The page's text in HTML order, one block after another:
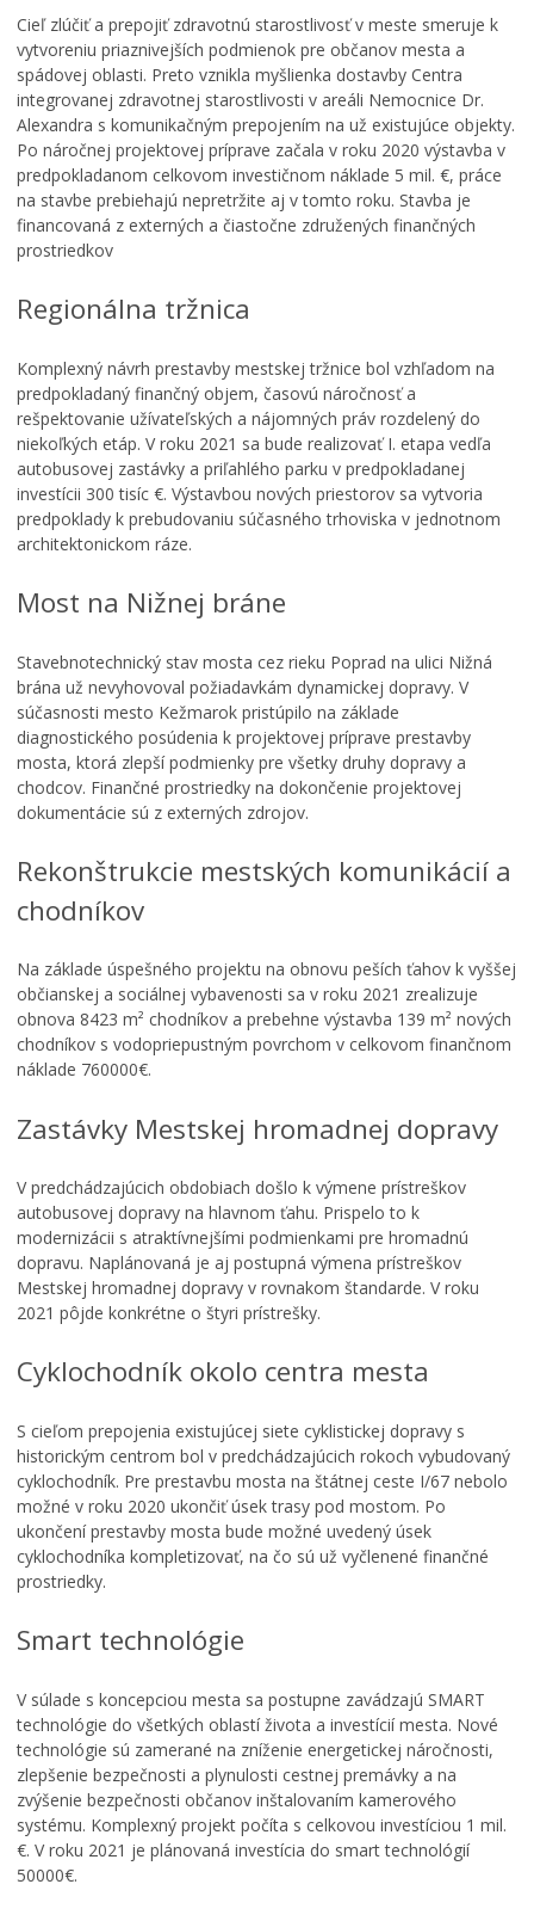
Cieľ zlúčiť a prepojiť zdravotnú starostlivosť v meste smeruje k
vytvoreniu priaznivejších podmienok pre občanov mesta a
spádovej oblasti. Preto vznikla myšlienka dostavby Centra
integrovanej zdravotnej starostlivosti v areáli Nemocnice Dr.
Alexandra s komunikačným prepojením na už existujúce objekty.
Po náročnej projektovej príprave začala v roku 2020 výstavba v
predpokladanom celkovom investičnom náklade 5 mil. €, práce
na stavbe prebiehajú nepretržite aj v tomto roku. Stavba je
financovaná z externých a čiastočne združených finančných
prostriedkov
Regionálna tržnica
Komplexný návrh prestavby mestskej tržnice bol vzhľadom na
predpokladaný finančný objem, časovú náročnosť a
rešpektovanie užívateľských a nájomných práv rozdelený do
niekoľkých etáp. V roku 2021 sa bude realizovať I. etapa vedľa
autobusovej zastávky a priľahlého parku v predpokladanej
investícii 300 tisíc €. Výstavbou nových priestorov sa vytvoria
predpoklady k prebudovaniu súčasného trhoviska v jednotnom
architektonickom ráze.
Most na Nižnej bráne
Stavebnotechnický stav mosta cez rieku Poprad na ulici Nižná
brána už nevyhovoval požiadavkám dynamickej dopravy. V
súčasnosti mesto Kežmarok pristúpilo na základe
diagnostického posúdenia k projektovej príprave prestavby
mosta, ktorá zlepší podmienky pre všetky druhy dopravy a
chodcov. Finančné prostriedky na dokončenie projektovej
dokumentácie sú z externých zdrojov.
Rekonštrukcie mestských komunikácií a
chodníkov
Na základe úspešného projektu na obnovu peších ťahov k vyššej
občianskej a sociálnej vybavenosti sa v roku 2021 zrealizuje
obnova 8423 m² chodníkov a prebehne výstavba 139 m² nových
chodníkov s vodopriepustným povrchom v celkovom finančnom
náklade 760000€.
Zastávky Mestskej hromadnej dopravy
V predchádzajúcich obdobiach došlo k výmene prístreškov
autobusovej dopravy na hlavnom ťahu. Prispelo to k
modernizácii s atraktívnejšími podmienkami pre hromadnú
dopravu. Naplánovaná je aj postupná výmena prístreškov
Mestskej hromadnej dopravy v rovnakom štandarde. V roku
2021 pôjde konkrétne o štyri prístrešky.
Cyklochodník okolo centra mesta
S cieľom prepojenia existujúcej siete cyklistickej dopravy s
historickým centrom bol v predchádzajúcich rokoch vybudovaný
cyklochodník. Pre prestavbu mosta na štátnej ceste I/67 nebolo
možné v roku 2020 ukončiť úsek trasy pod mostom. Po
ukončení prestavby mosta bude možné uvedený úsek
cyklochodníka kompletizovať, na čo sú už vyčlenené finančné
prostriedky.
Smart technológie
V súlade s koncepciou mesta sa postupne zavádzajú SMART
technológie do všetkých oblastí života a investícií mesta. Nové
technológie sú zamerané na zníženie energetickej náročnosti,
zlepšenie bezpečnosti a plynulosti cestnej premávky a na
zvýšenie bezpečnosti občanov inštalovaním kamerového
systému. Komplexný projekt počíta s celkovou investíciou 1 mil.
€. V roku 2021 je plánovaná investícia do smart technológií
50000€.